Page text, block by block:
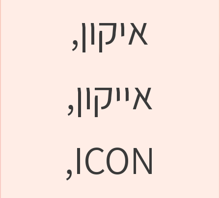
איקון,
אייקון,
ICON,